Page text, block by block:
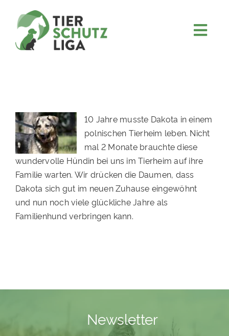
content
MITMACHEN
FÖRDERN & VERERBEN
KOOPERATIONEN
4KIDS
TIERHEIMTIERE
TIERHEIME
10 Jahre musste Dakota in einem
polnischen Tierheim leben. Nicht
mal 2 Monate brauchte diese
wundervolle Hündin bei uns im Tierheim auf ihre
Familie warten. Wir drücken die Daumen, dass
Dakota sich gut im neuen Zuhause eingewöhnt
und nun noch viele glückliche Jahre als
Familienhund verbringen kann.
Newsletter